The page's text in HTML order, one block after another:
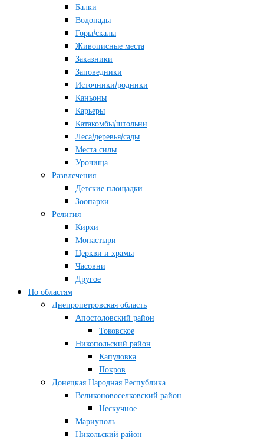
Балки
Водопады
Горы/скалы
Живописные места
Заказники
Заповедники
Источники/родники
Каньоны
Карьеры
Катакомбы/штольни
Леса/деревья/сады
Места силы
Урочища
Развлечения
Детские площадки
Зоопарки
Религия
Кирхи
Монастыри
Церкви и храмы
Часовни
Другое
По областям
Днепропетровская область
Апостоловский район
Токовское
Никопольский район
Капуловка
Покров
Донецкая Народная Республика
Великоновоселковский район
Нескучное
Мариуполь
Никольский район